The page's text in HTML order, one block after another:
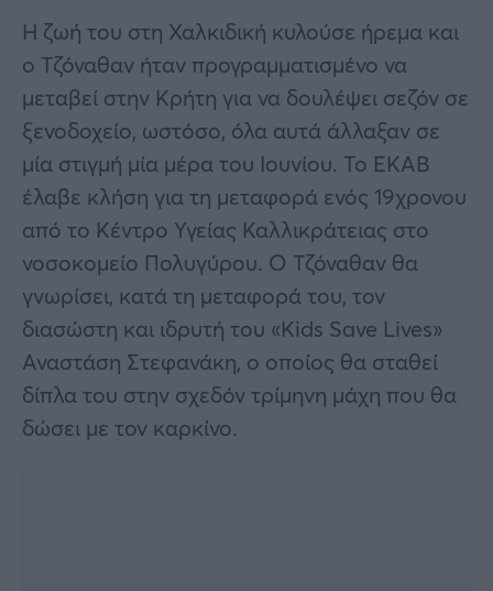
Η ζωή του στη Χαλκιδική κυλούσε ήρεμα και
ο Τζόναθαν ήταν προγραμματισμένο να
μεταβεί στην Κρήτη για να δουλέψει σεζόν σε
ξενοδοχείο, ωστόσο, όλα αυτά άλλαξαν σε
μία στιγμή μία μέρα του Ιουνίου. Το ΕΚΑΒ
έλαβε κλήση για τη μεταφορά ενός 19χρονου
από το Κέντρο Υγείας Καλλικράτειας στο
νοσοκομείο Πολυγύρου. Ο Τζόναθαν θα
γνωρίσει, κατά τη μεταφορά του, τον
διασώστη και ιδρυτή του «Kids Save Lives»
Αναστάση Στεφανάκη, ο οποίος θα σταθεί
δίπλα του στην σχεδόν τρίμηνη μάχη που θα
δώσει με τον καρκίνο.